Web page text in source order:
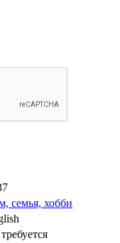
семья, хобби